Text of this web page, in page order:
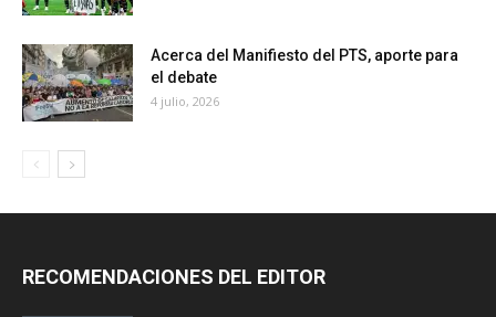
Acerca del Manifiesto del PTS, aporte para
el debate
4 julio, 2026
RECOMENDACIONES DEL EDITOR